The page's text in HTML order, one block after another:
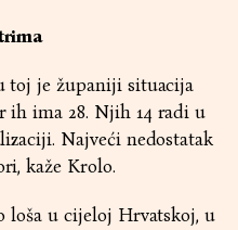
toj je županiji situacija
ih ima 28. Njih 14 radi u
Najveći nedostatak
kaže Krolo.
loša u cijeloj Hrvatskoj, u